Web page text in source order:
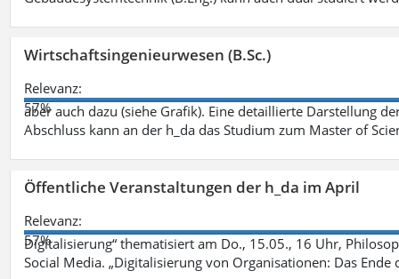
Wirtschaftsingenieurwesen (B.Sc.)
Relevanz:
57%
aber auch dazu (siehe Grafik). Eine detaillierte Darstellung
Abschluss kann an der h_da das Studium zum Master of
Öffentliche Veranstaltungen der h_da im April
Relevanz:
57%
Digitalisierung“ thematisiert am Do., 15.05., 16 Uhr,
Social Media. „Digitalisierung von Organisationen: Das Ende